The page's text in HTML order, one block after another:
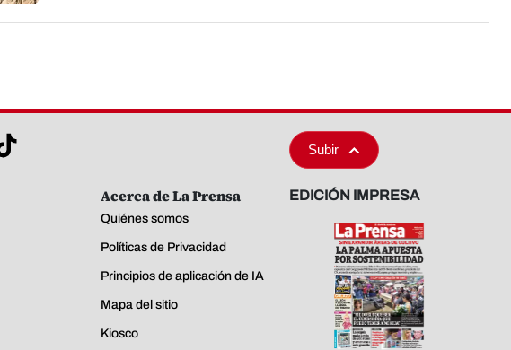
Subir
Acerca de La Prensa
Quiénes somos
Políticas de Privacidad
Principios de aplicación de IA
Mapa del sitio
Kiosco
EDICIÓN IMPRESA